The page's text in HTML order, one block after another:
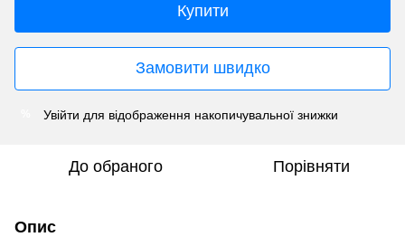
Купити
Замовити швидко
Увійти для відображення накопичувальної знижки
До обраного Порівняти
Опис